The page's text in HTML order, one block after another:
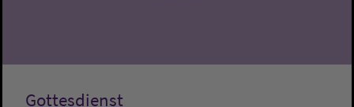
Gottesdienst